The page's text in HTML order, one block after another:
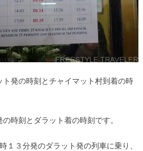
ト発の時刻とチャイマット村到着の時
時刻とダラット着の時刻です。
１３分発のダラット発の列車に乗り、